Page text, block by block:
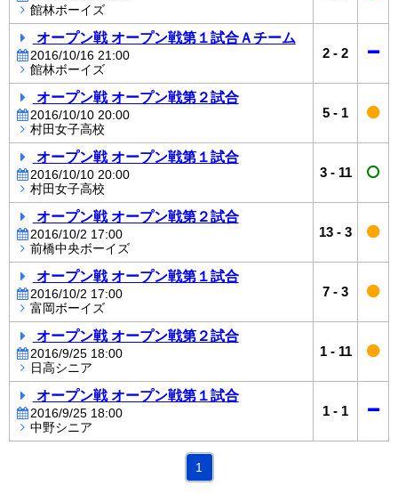
館林ボーイズ
オープン戦 オープン戦第１試合Ａチーム
2016/10/16 21:00
館林ボーイズ
2 - 2
オープン戦 オープン戦第２試合
2016/10/10 20:00
村田女子高校
5 - 1
オープン戦 オープン戦第１試合
2016/10/10 20:00
村田女子高校
3- 11
オープン戦 オープン戦第２試合
2016/10/2 17:00
前橋中央ボーイズ
13 - 3
オープン戦 オープン戦第１試合
2016/10/2 17:00
富岡ボーイズ
7 - 3
オープン戦 オープン戦第２試合
2016/9/25 18:00
日高シニア
1- 11
オープン戦 オープン戦第１試合
2016/9/25 18:00
中野シニア
1 - 1
1